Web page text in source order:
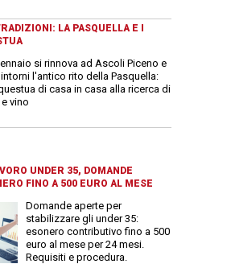
LA PASQUELLA E I
si rinnova ad Ascoli Piceno e
l'antico rito della Pasquella:
di casa in casa alla ricerca di
vino
UNDER 35, DOMANDE
FINO A 500 EURO AL MESE
Domande aperte per
stabilizzare gli under 35:
esonero contributivo fino a 500
euro al mese per 24 mesi.
Requisiti e procedura.